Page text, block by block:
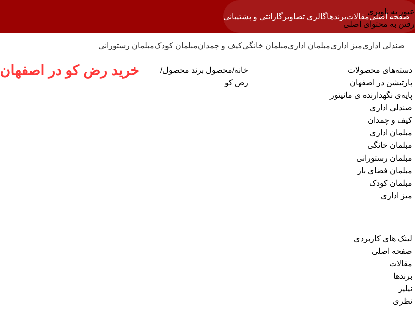
عبور به ناوبری
رفتن به محتوای اصلی
صفحه اصلیمقالاتبرندهاگالری تصاویر گارانتی و پشتیبانی
صندلی اداریمیز اداریمبلمان اداریمبلمان خانگیکیف و چمدانمبلمان کودکمبلمان رستورانی
دسته‌های محصولات
پارتیشن در اصفهان
پایه‌ی نگهدارنده ی مانیتور
صندلی اداری
کیف و چمدان
مبلمان اداری
مبلمان خانگی
مبلمان رستورانی
مبلمان فضای باز
مبلمان کودک
میز اداری
لینک های کاربردی
صفحه اصلی
مقالات
برندها
نیلپر
نظری
خانه محصول برند محصول
رض کو
خرید رض کو در اصفهان